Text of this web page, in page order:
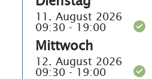
11. August 2026
09:30 - 19:00
Mittwoch
12. August 2026
09:30 - 19:00